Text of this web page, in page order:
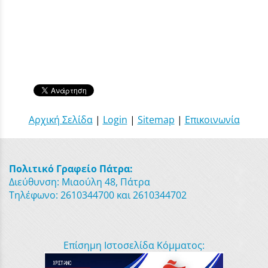
Αρχική Σελίδα| Login | Sitemap | Επικοινωνία
Πολιτικό Γραφείο Πάτρα:
Διεύθυνση: Μιαούλη 48, Πάτρα
Τηλέφωνο: 2610344700 και 2610344702
Επίσημη Ιστοσελίδα Κόμματος: